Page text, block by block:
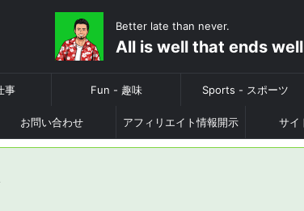
Better late than never.
All is well that ends
事 Fun - 趣味 Sports - スポーツ
お問い合わせ アフィリエイト情報開示 サイ